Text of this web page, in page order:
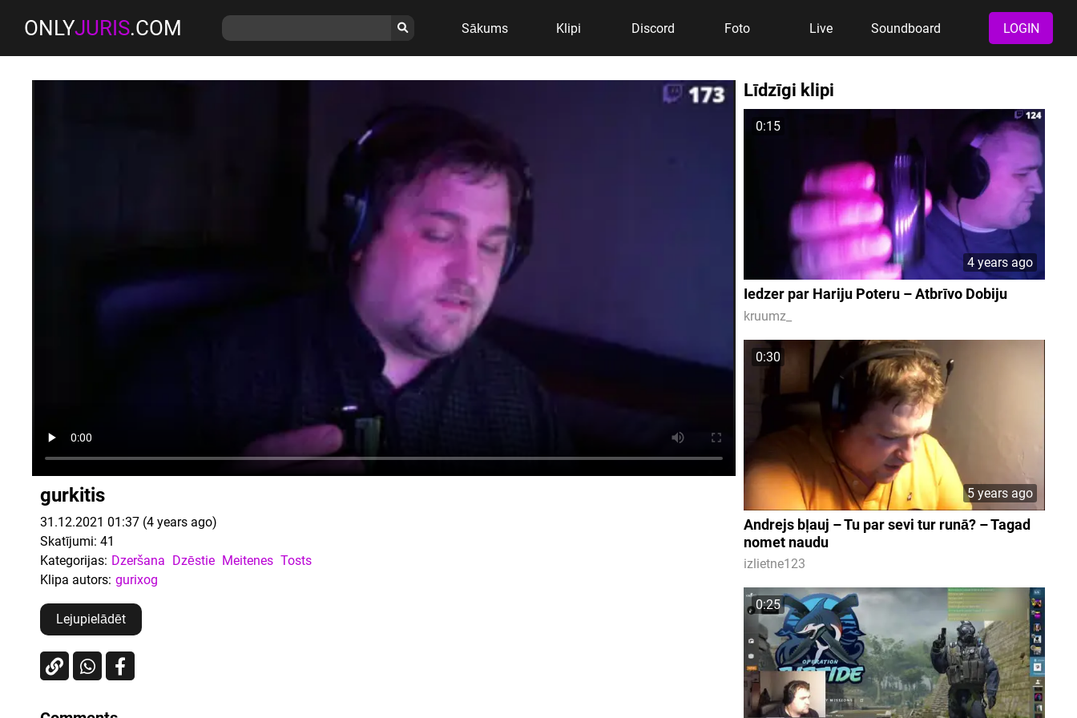
ONLYJURIS.COM Sākums Klipi Discord Foto Live Soundboard LOGIN
gurkitis
31.12.2021 01:37 (4 years ago)
Skatījumi: 41
Kategorijas: Dzeršana Dzēstie Meitenes Tosts
Klipa autors: gurixog
Lejupielādēt
Līdzīgi klipi
0:15
4 years ago
Iedzer par Hariju Poteru – Atbrīvo Dobiju
kruumz_
0:30
5 years ago
Andrejs bļauj – Tu par sevi tur runā? – Tagad
nomet naudu
izlietne123
0:25